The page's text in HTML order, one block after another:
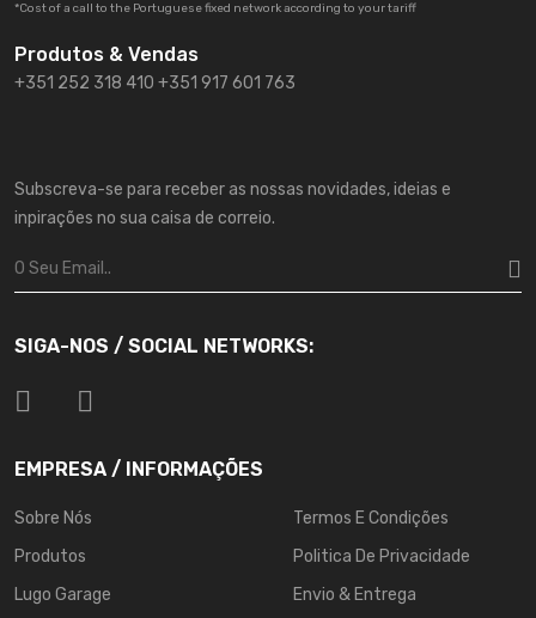
*Cost of a call to the Portuguese fixed network according to your tariff
Produtos & Vendas
+351 252 318 410 +351 917 601 763
Subscreva-se para receber as nossas novidades, ideias e
inpirações no sua caisa de correio.
SIGA-NOS / SOCIAL NETWORKS:
EMPRESA / INFORMAÇÕES
Sobre Nós
Produtos
Lugo Garage
Termos E Condições
Politica De Privacidade
Envio & Entrega